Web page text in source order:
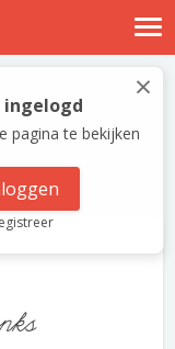
×
ingelogd
pagina te bekijken